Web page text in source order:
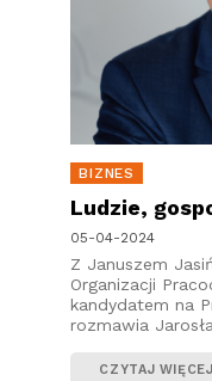
BIZNES
Ludzie,
05-04-2024
Z Januszem
Organizacji
kandydatem na
rozmawia
CZYTAJ WIĘCEJ